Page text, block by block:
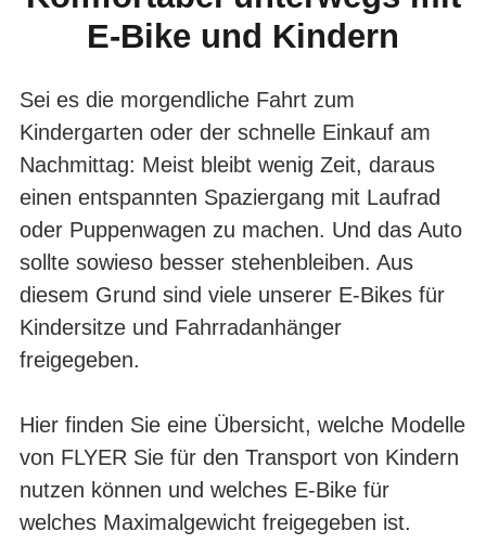
& ZULADUNG
E-Bike und Kindern
Sei es die morgendliche Fahrt zum
Kindergarten oder der schnelle Einkauf am
Nachmittag: Meist bleibt wenig Zeit, daraus
einen entspannten Spaziergang mit Laufrad
oder Puppenwagen zu machen. Und das Auto
sollte sowieso besser stehenbleiben. Aus
diesem Grund sind viele unserer E-Bikes für
Kindersitze und Fahrradanhänger
freigegeben.
Hier finden Sie eine Übersicht, welche Modelle
von FLYER Sie für den Transport von Kindern
nutzen können und welches E-Bike für
welches Maximalgewicht freigegeben ist.